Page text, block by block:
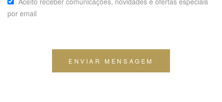
por email
ENVIAR MENSAGEM